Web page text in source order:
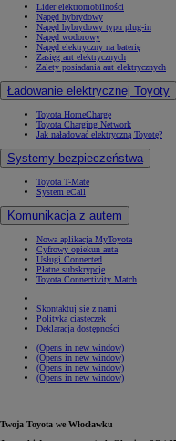
Lider elektromobilności
Napęd hybrydowy
Napęd hybrydowy typu plug-in
Napęd wodorowy
Napęd elektryczny na baterię
Zasięg aut elektrycznych
Zalety posiadania aut elektrycznych
Ładowanie elektrycznej Toyoty
Toyota HomeCharge
Toyota Charging Network
Jak naładować elektryczną Toyotę?
Systemy bezpieczeństwa
Toyota T-Mate
System eCall
Komunikacja z autem
Nowa aplikacja MyToyota
Cyfrowy opiekun auta
Usługi Connected
Płatne subskrypcje
Toyota Connectivity Match
Skontaktuj się z nami
Polityka ciasteczek
Deklaracja dostępności
(Opens in new window)
(Opens in new window)
(Opens in new window)
(Opens in new window)
Twoja Toyota we Włocławku